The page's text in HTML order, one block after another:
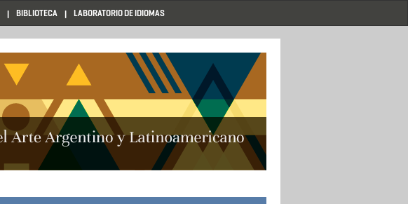
BIBLIOTECA LABORATORIO DE IDIOMAS